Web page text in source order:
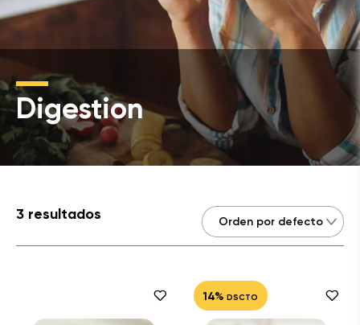
Digestion
3 resultados
14% DSCTO